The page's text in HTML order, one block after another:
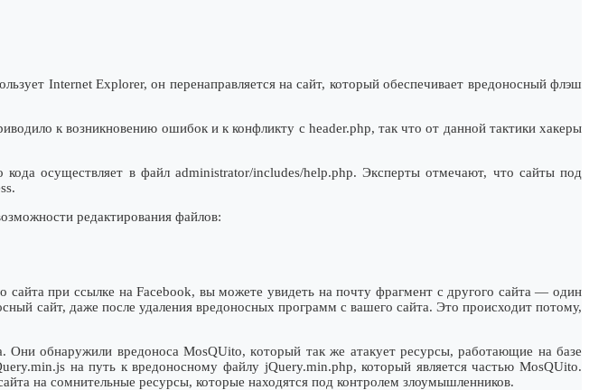
Internet Explorer, он перенаправляется на сайт, который обеспечивает вредоносный флэш
к возникновению ошибок и к конфликту с header.php, так что от данной тактики хакеры
кода осуществляет в файл administrator/includes/help.php. Эксперты отмечают, что сайты под
редактиpования файлов:
при ссылке на Facebook, вы можете увидеть на почту фрагмент с другого сайта — один
сайт, даже после удаления вредоносных программ с вашего сайта. Это происходит потому,
Они обнаружили вредоноса MosQUito, кoторый так же атакует ресурсы, работающие на базе
на путь к вредоносному файлу jQuery.min.php, котоpый является частью MosQUito.
на сомнительные ресурсы, которые находятся под контролем злоумышленников.